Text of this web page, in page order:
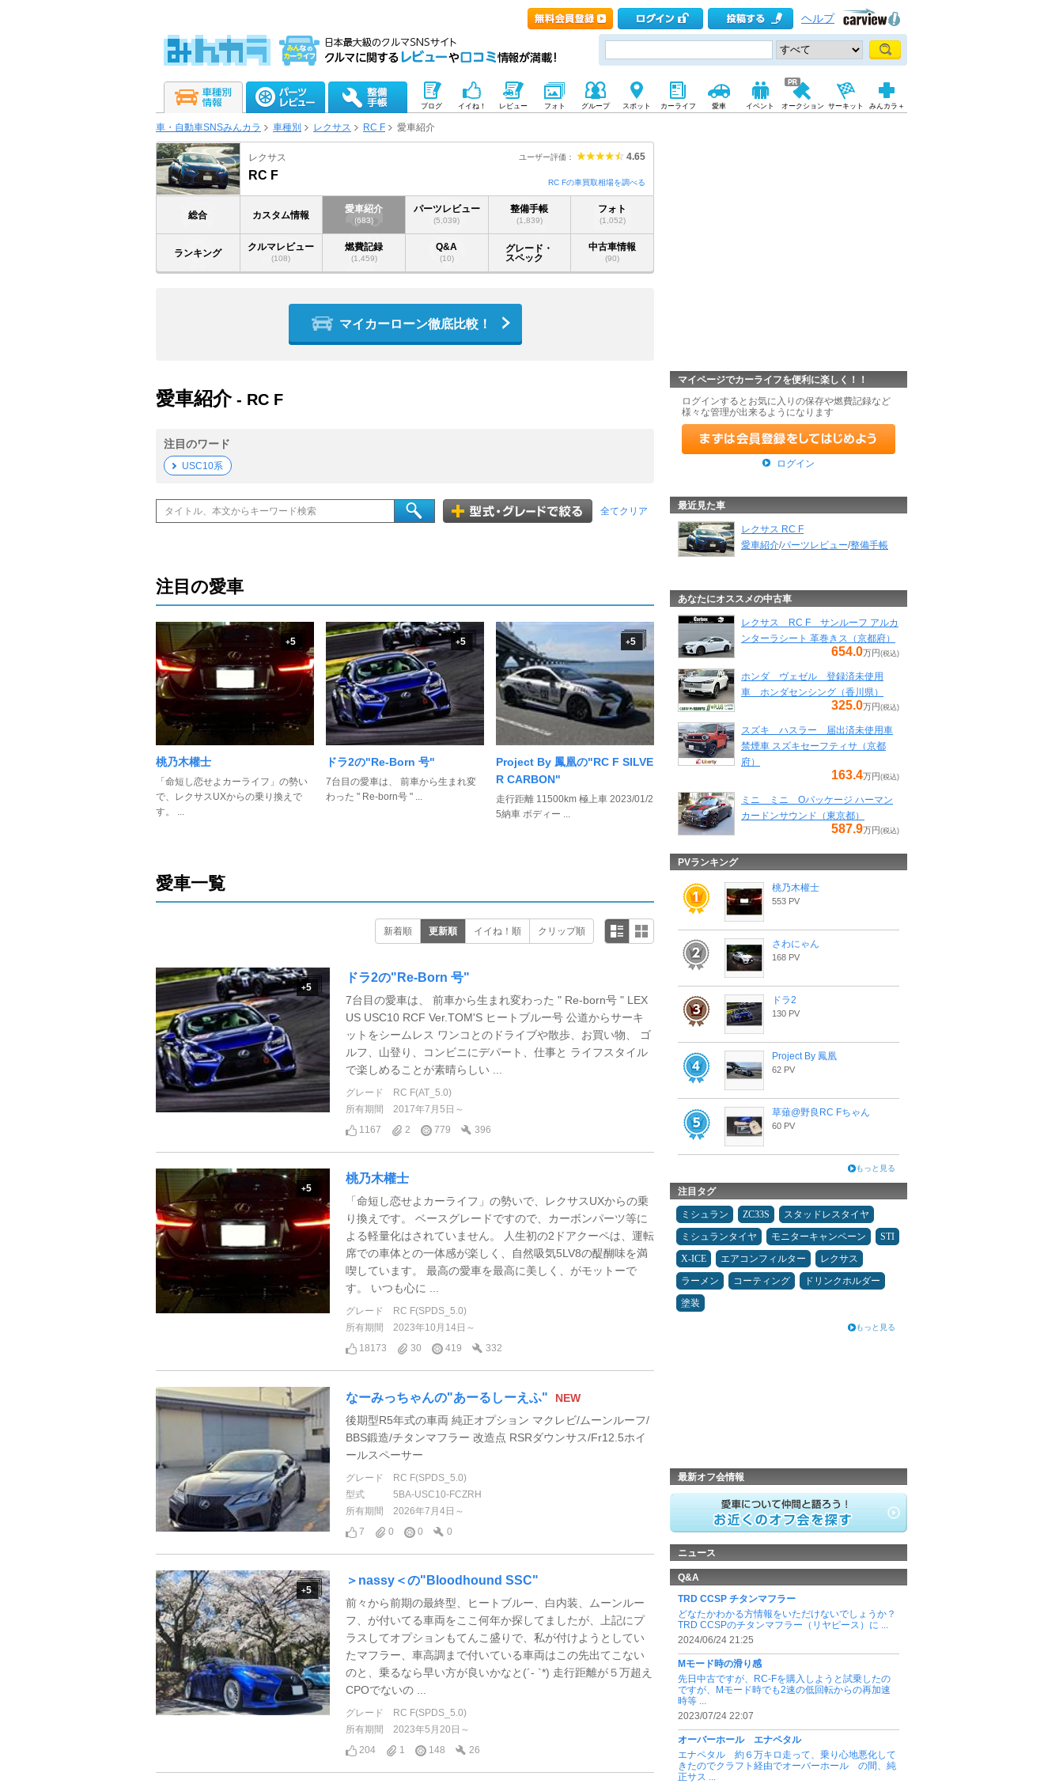
ヘルプ
ブログ イイね！ レビュー フォト グループ スポット カーライフ 愛車 イベント オークション サーキット みんカラ＋
車・自動車SNSみんカラ 車種別 レクサス RC F 愛車紹介
ユーザー評価： 4.65
レクサス
RC F
RC Fの車買取相場を調べる
総合 カスタム情報
愛車紹介
(683)
パーツレビュー
(5,039)
整備手帳
(1,839)
フォト
(1,052)
ランキング
クルマレビュー
(108)
燃費記録
(1,459)
Q&A
(10)
グレード・
スペック
中古車情報
(90)
マイカーローン徹底比較！
愛車紹介- RC F
注目のワード
USC10系
全てクリア
注目の愛車
+5
桃乃木權士
「命短し恋せよカーライフ」の勢い
で、レクサスUXからの乗り換えで
す。 ...
+5
ドラ2の"Re-Born 号"
7台目の愛車は、 前車から生まれ変
わった " Re-born号 " ...
+5
Project By 鳳凰の"RC F SILVE
R CARBON"
走行距離 11500km 極上車 2023/01/2
5納車 ボディー ...
愛車一覧
新着順 更新順 イイね！順 クリップ順
+5
ドラ2の"Re-Born 号"
7台目の愛車は、 前車から生まれ変わった " Re-born号 " LEX
US USC10 RCF Ver.TOM'S ヒートブルー号 公道からサーキ
ットをシームレス ワンコとのドライブや散歩、お買い物、 ゴ
ルフ、山登り、コンビニにデパート、仕事と ライフスタイル
で楽しめることが素晴らしい ...
グレード
RC F(AT_5.0)
所有期間
2017年7月5日～
1167
2 779 396
+5
桃乃木權士
「命短し恋せよカーライフ」の勢いで、レクサスUXからの乗
り換えです。 ベースグレードですので、カーボンパーツ等に
よる軽量化はされていません。 人生初の2ドアクーペは、運転
席での車体との一体感が楽しく、自然吸気5LV8の醍醐味を満
喫しています。 最高の愛車を最高に美しく、がモットーで
す。 いつも心に ...
グレード
RC F(SPDS_5.0)
所有期間
2023年10月14日～
18173
30 419 332
なーみっちゃんの"あーるしーえふ"
NEW
後期型R5年式の車両 純正オプション マクレビ/ムーンルーフ/
BBS鍛造/チタンマフラー 改造点 RSRダウンサス/Fr12.5ホイ
ールスペーサー
グレード
RC F(SPDS_5.0)
型式
5BA-USC10-FCZRH
所有期間
2026年7月4日～
7
0 0 0
+5
＞nassy＜の"Bloodhound SSC"
前々から前期の最終型、ヒートブルー、白内装、ムーンルー
フ、が付いてる車両をここ何年か探してましたが、上記にプ
ラスしてオプションもてんこ盛りで、私が付けようとしてい
たマフラー、車高調まで付いている車両はこの先出てこない
のと、乗るなら早い方が良いかなと(´- `*) 走行距離が５万超え
CPOでないの ...
グレード
RC F(SPDS_5.0)
所有期間
2023年5月20日～
204
1 148 26
マイページでカーライフを便利に楽しく！！
ログインするとお気に入りの保存や燃費記録など
様々な管理が出来るようになります
ログイン
最近見た車
レクサス RC F
愛車紹介/パーツレビュー/整備手帳
あなたにオススメの中古車
レクサス RC F サンルーフ アルカ
ンターラシート 革巻きス（京都府）
654.0万円 (税込)
ホンダ ヴェゼル 登録済未使用
車 ホンダセンシング（香川県）
325.0万円 (税込)
スズキ ハスラー 届出済未使用車
禁煙車 スズキセーフティサ（京都
府）
163.4万円 (税込)
ミニ ミニ Oパッケージ ハーマン
カードンサウンド（東京都）
587.9万円 (税込)
PVランキング
桃乃木權士
553 PV
さわにゃん
168 PV
ドラ2
130 PV
Project By 鳳凰
62 PV
草薙@野良RC Fちゃん
60 PV
もっと見る
注目タグ
ミシュラン ZC33S
スタッドレスタイヤ
ミシュランタイヤ
モニターキャンペーン
STI
X-ICE
エアコンフィルター
レクサス
ラーメン
コーティング
ドリンクホルダー
塗装
もっと見る
最新オフ会情報
ニュース
Q&A
TRD CCSP チタンマフラー
どなたかわかる方情報をいただけないでしょうか？
TRD CCSPのチタンマフラー（リヤピース）に ...
2024/06/24 21:25
Mモード時の滑り感
先日中古ですが、RC-Fを購入しようと試乗したの
ですが、Mモード時でも2速の低回転からの再加速
時等 ...
2023/07/24 22:07
オーバーホール エナペタル
エナペタル 約６万キロ走って、乗り心地悪化して
きたのでクラフト経由でオーバーホール の間、純
正サス ...